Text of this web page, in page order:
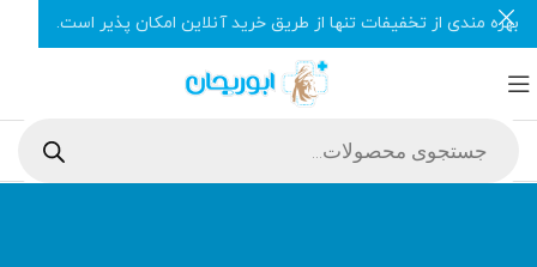
بهره مندی از تخفیفات تنها از طریق خرید آنلاین امکان پذیر است.